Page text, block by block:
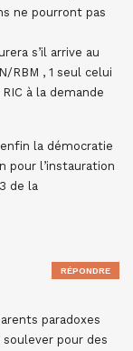
ne pourront pas
s’il arrive au
RBM , 1 seul celui
à la demande
la démocratie
pour l’instauration
de la
paradoxes
pour des
RÉPONDRE